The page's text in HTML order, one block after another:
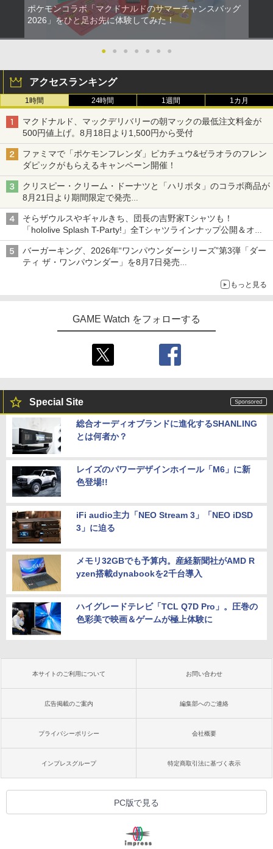
任天堂 【Switch2】マリオカート ワール
ド [BEE-P-AAAAA NSW2 マリオカ-ト
ワ-ルド]
3
【ホリ公式】【任天堂ライセンス商品】
スプラトゥーン レイダース ワイヤレス
ホリパッド TURBO for Nintendo Switc
h 2 おすすめ Switch スイッチ コントロ
ーラー 無線 連射 連射ホールド 連射機能
背面ボタン 充電 スプラレイダース スプ
ラ
￥8,980
ダービースタリオン2
￥8,981
スーパーボンバーマン コレクション Nin
tendo Switch 2 Edition 日本限定版
￥9,801
￥630
／ ps5 コントローラー カバー PlayStati
on5 保護カバー コントローラー用 ps5
用 プレイステーション5 周辺機器 アクセ
サリー 高品質 透明 クリアシェル 保護 ケ
￥1,000
3
【SIE】【中古品】ソニー『DEATH STR
ANDING DIRECTOR’S CUT』ECJS-000
12 PS5 ゲームソフト 1週間保証【中古】
￥2,163
グランツーリスモ7 PS5版
グッドスマイルカンパニー 【特典付】
【PS5】機動警察パトレイバー the Case
ペダルインナースプリング（1個）/対応
機種：スラストマスター T-GT/T300RS/
【レターパックライト対応/3個まで定
型外郵便対応】 * LAILE レイル
￥900
3
Switch2 ケース スイッチ2 Nintendo 対
応 スイッチ スイッチツー 名入れ かわい
い ニンテンドースイッチ カバー ポーチ
switch Lite 新型 本体 ジョイコン ソフ
ト ケーブル 収納可能 ポーチ クリスマス
ギフト クリスマス プレゼント 送料無料
￥1,300
【中古】トワイライトシンドローム再会
￥2,695
itch
ミュージカル「忍たま乱太郎」第1弾リ
ブート がんばれ六年生!【Blu-ray】 [ (ミ
ュージカル) ]
3
新劇場版銀魂 -吉原大炎上ー (完全生産限
定版)【Blu-ray】 [ 杉田智和 ]
￥7,722
4
トリツカレ男 豪華版【Blu-ray】 [ いし
いしんじ ]
￥7,822
11th LIVE ≪Final D.R.B≫[Blu-ray] Fli
￥8,100
ポケモンコラボ「マクドナルドのサマーチャンスバッグ
2026」をひと足お先に体験してみた！
● ● ● ● ● ● ●
アクセスランキング
1時間 24時間 1週間 1カ月
マクドナルド、マックデリバリーの朝マックの最低注文料金が
500円値上げ。8月18日より1,500円から受付
ファミマで「ポケモンフレンダ」ピカチュウ&ゼラオラのフレン
ダピックがもらえるキャンペーン開催！
クリスピー・クリーム・ドーナツと「ハリポタ」のコラボ商品が
8月21日より期間限定で発売
組分け帽子ドーナツなど見た目も楽しい商品が登場
そらザウルスやギャルきち、団長の吉野家Tシャツも！
「hololive Splash T-Party!」全Tシャツラインナップ公開＆オン
ライン販売開始
バーガーキング、2026年“ワンパウンダーシリーズ”第3弾「ダー
ティ ザ・ワンパウンダー」を8月7日発売
もっと見る
GAME Watch をフォローする
Special Site
総合オーディオブランドに進化するSHANLING
とは何者か？
レイズのパワーデザインホイール「M6」に新
色登場!!
iFi audio主力「NEO Stream 3」「NEO iDSD
3」に迫る
メモリ32GBでも予算内。産経新聞社がAMD R
yzen搭載dynabookを2千台導入
ハイグレードテレビ「TCL Q7D Pro」。圧巻の
色彩美で映画＆ゲームが極上体験に
本サイトのご利用について お問い合わせ
広告掲載のご案内 編集部へのご連絡
プライバシーポリシー 会社概要
インプレスグループ 特定商取引法に基づく表示
PC版で見る